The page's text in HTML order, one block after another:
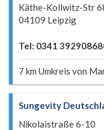
Käthe-Kollwitz-Str
04109 Leipzig
Tel: 0341
7 km Umkreis von
Sungevity
Nikolaistraße 6-10